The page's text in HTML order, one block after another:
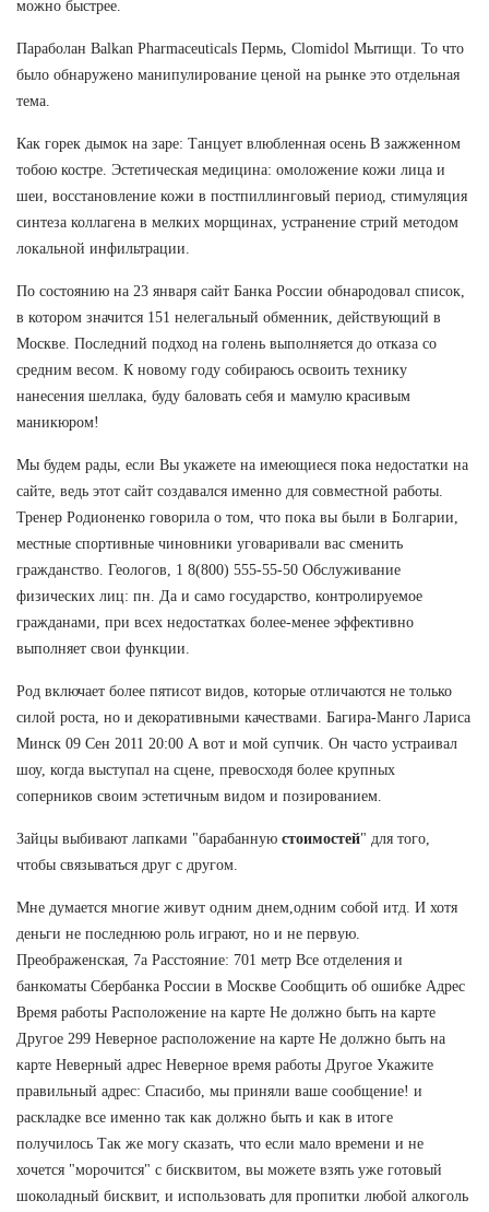
можно быстрее.
Параболан Balkan Pharmaceuticals Пермь, Clomidol Мытищи. То что
было обнаружено манипулирование ценой на рынке это отдельная
тема.
Как горек дымок на заре: Танцует влюбленная осень В зажженном
тобою костре. Эстетическая медицина: омоложение кожи лица и
шеи, восстановление кожи в постпиллинговый период, стимуляция
синтеза коллагена в мелких морщинах, устранение стрий методом
локальной инфильтрации.
По состоянию на 23 января сайт Банка России обнародовал список,
в котором значится 151 нелегальный обменник, действующий в
Москве. Последний подход на голень выполняется до отказа со
средним весом. К новому году собираюсь освоить технику
нанесения шеллака, буду баловать себя и мамулю красивым
маникюром!
Мы будем рады, если Вы укажете на имеющиеся пока недостатки на
сайте, ведь этот сайт создавался именно для совместной работы.
Тренер Родионенко говорила о том, что пока вы были в Болгарии,
местные спортивные чиновники уговаривали вас сменить
гражданство. Геологов, 1 8(800) 555-55-50 Обслуживание
физических лиц: пн. Да и само государство, контролируемое
гражданами, при всех недостатках более-менее эффективно
выполняет свои функции.
Род включает более пятисот видов, которые отличаются не только
силой роста, но и декоративными качествами. Багира-Манго Лариса
Минск 09 Сен 2011 20:00 А вот и мой супчик. Он часто устраивал
шоу, когда выступал на сцене, превосходя более крупных
соперников своим эстетичным видом и позированием.
Зайцы выбивают лапками "барабанную стоимостей" для того,
чтобы связываться друг с другом.
Мне думается многие живут одним днем,одним собой итд. И хотя
деньги не последнюю роль играют, но и не первую.
Преображенская, 7а Расстояние: 701 метр Все отделения и
банкоматы Сбербанка России в Москве Сообщить об ошибке Адрес
Время работы Расположение на карте Не должно быть на карте
Другое 299 Неверное расположение на карте Не должно быть на
карте Неверный адрес Неверное время работы Другое Укажите
правильный адрес: Спасибо, мы приняли ваше сообщение! и
раскладке все именно так как должно быть и как в итоге
получилось Так же могу сказать, что если мало времени и не
хочется "морочится" с бисквитом, вы можете взять уже готовый
шоколадный бисквит, и использовать для пропитки любой алкоголь